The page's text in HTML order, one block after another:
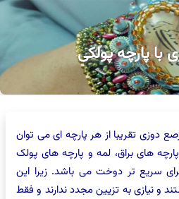
با پارچه پولکی
دوزی تقریبا از هر پارچه ای می توان
های براق، لمه و پارچه های پولک
سریع تر دوخت می باشد. زیرا این
و نیازی به تزیین مجدد ندارند و فقط